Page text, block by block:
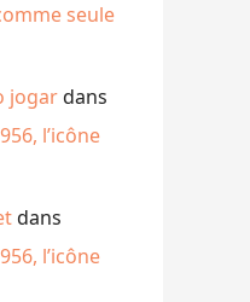
seule
jogardans
l’icône
dans
l’icône